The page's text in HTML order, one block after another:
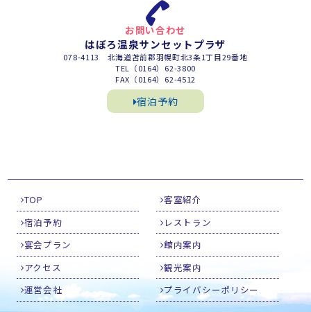
お問い合わせ
はぼろ温泉サンセットプラザ
078-4113 北海道苫前郡羽幌町北3条1丁目29番地
TEL（0164）62-3800
FAX（0164）62-4512
宿泊予約
TOP
客室紹介
宿泊予約
レストラン
宴会プラン
館内案内
アクセス
観光案内
運営会社
プライバシーポリシー